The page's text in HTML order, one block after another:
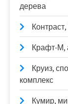
дерева
Крафт-М,
Круиз,
комплекс
Кумир,